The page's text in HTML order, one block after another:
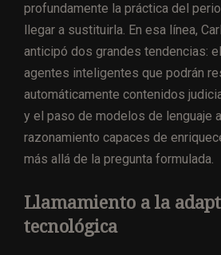
profundamente la práctica del
llegar a sustituirla. En esa línea,
anticipó dos grandes tendencias:
agentes inteligentes que podrán
automáticamente contenidos
y el paso de modelos de lenguaje
razonamiento capaces de
más allá de la pregunta formulada.
Llamamiento a la
tecnológica